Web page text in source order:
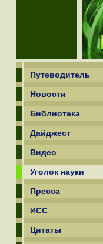
Путеводитель
Новости
Библиотека
Дайджест
Видео
Уголок науки
Пресса
ИСС
Цитаты